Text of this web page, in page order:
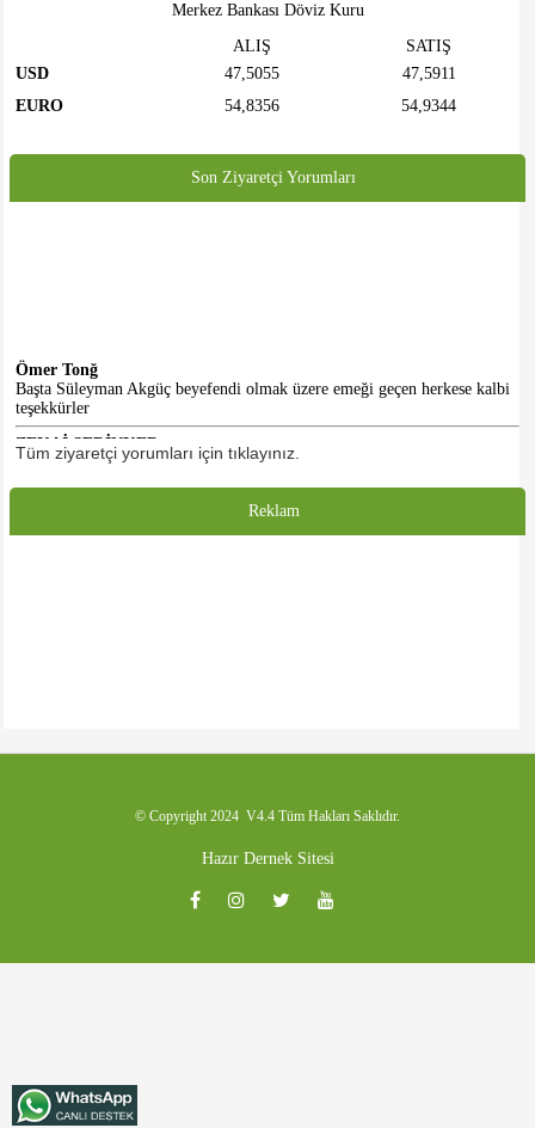
Merkez Bankası Döviz Kuru
ALIŞ
SATIŞ
USD
47,5055
47,5911
EURO
54,8356 54,9344
Son Ziyaretçi Yorumları
Ömer Tonğ
Başta Süleyman Akgüç beyefendi olmak üzere emeği geçen herkese kalbi
teşekkürler
ZEKAİ SERİNKER
Merhabalar... Faaliyetlerinizi ve sizden haberleri bugüne kadar sosyal
HASAN KALE
Tüm ziyaretçi yorumları için tıklayınız.
Reklam
© Copyright 2024 V4.4 Tüm Hakları Saklıdır.
Hazır Dernek Sitesi